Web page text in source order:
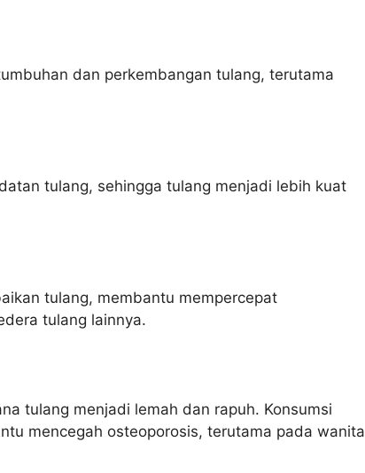
dan perkembangan tulang, terutama
tulang, sehingga tulang menjadi lebih kuat
tulang, membantu mempercepat
tulang lainnya.
tulang menjadi lemah dan rapuh. Konsumsi
mencegah osteoporosis, terutama pada wanita